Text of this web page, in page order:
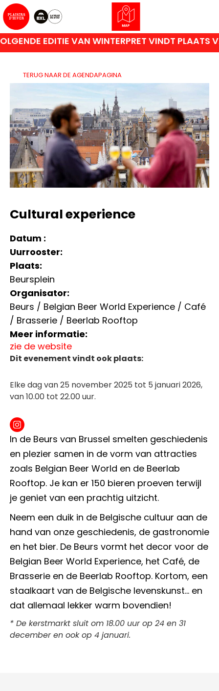
EDITIE VAN WINTERPRET VINDT PLAATS
TERUG NAAR DE AGENDAPAGINA
Cultural experience
Datum :
Uurrooster:
Plaats:
Beursplein
Organisator:
Beurs / Belgian Beer World Experience / Café
/ Brasserie / Beerlab Rooftop
Meer informatie:
zie de website
Dit evenement vindt ook plaats:
Elke dag van 25 november 2025 tot 5 januari 2026,
van 10.00 tot 22.00 uur.
In de Beurs van Brussel smelten geschiedenis
en plezier samen in de vorm van attracties
zoals Belgian Beer World en de Beerlab
Rooftop. Je kan er 150 bieren proeven terwijl
je geniet van een prachtig uitzicht.
Neem een duik in de Belgische cultuur aan de
hand van onze geschiedenis, de gastronomie
en het bier. De Beurs vormt het decor voor de
Belgian Beer World Experience, het Café, de
Brasserie en de Beerlab Rooftop. Kortom, een
staalkaart van de Belgische levenskunst… en
dat allemaal lekker warm bovendien!
* De kerstmarkt sluit om 18.00 uur op 24 en 31
december en ook op 4 januari.